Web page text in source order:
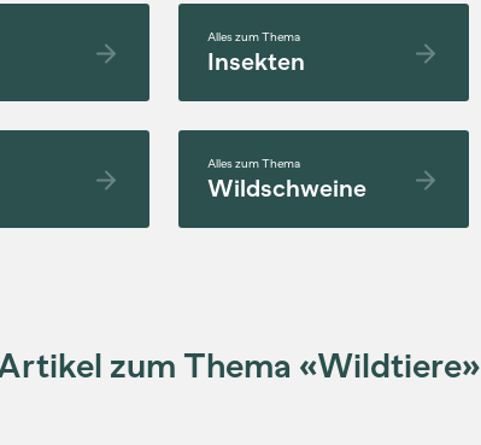
Insekten
Alles zum Thema
Wildschweine
Alles zum Thema
zum Thema «Wildtiere»